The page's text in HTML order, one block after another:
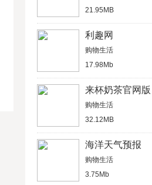
21.95MB
利趣网
购物生活
17.98Mb
来杯奶茶官网版
购物生活
32.12MB
海洋天气预报
购物生活
3.75Mb